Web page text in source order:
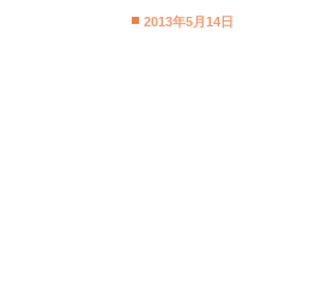
2013年5月14日